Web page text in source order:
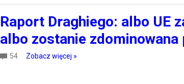
Raport Draghiego: albo UE
albo zostanie zdominowana
54 Zobacz więcej »